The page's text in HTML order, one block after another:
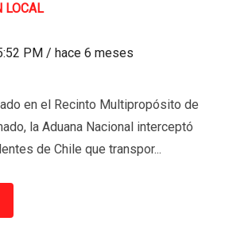
LOCAL
PM / hace 6 meses
en el Recinto Multipropósito de
la Aduana Nacional interceptó
de Chile que transpor...